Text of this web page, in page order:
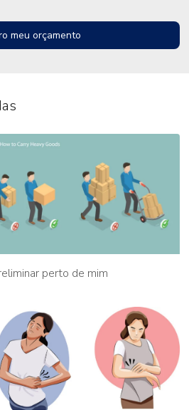
meu orçamento
perto de mim